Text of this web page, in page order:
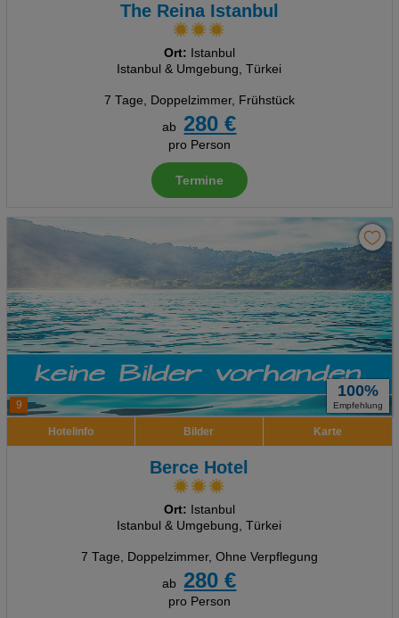
The Reina Istanbul
Ort: Istanbul
Istanbul & Umgebung, Türkei
7 Tage, Doppelzimmer, Frühstück
ab
280 €
pro Person
Termine
9
100%
Empfehlung
Hotelinfo Bilder Karte
Berce Hotel
Ort: Istanbul
Istanbul & Umgebung, Türkei
7 Tage, Doppelzimmer, Ohne Verpflegung
ab
280 €
pro Person